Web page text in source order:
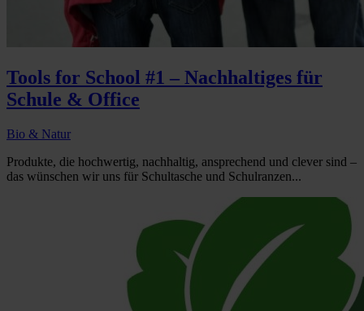
Tools for School #1 – Nachhaltiges für
Schule & Office
Bio & Natur
Produkte, die hochwertig, nachhaltig, ansprechend und clever sind –
das wünschen wir uns für Schultasche und Schulranzen...